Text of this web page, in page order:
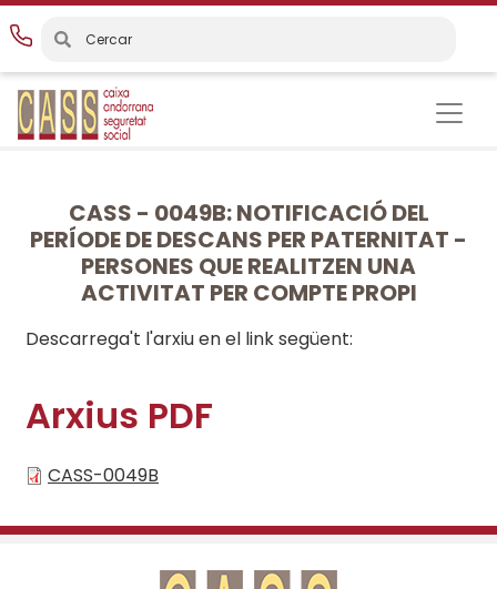
Vés
al
contingut
CASS - 0049B: NOTIFICACIÓ DEL
PERÍODE DE DESCANS PER PATERNITAT -
PERSONES QUE REALITZEN UNA
ACTIVITAT PER COMPTE PROPI
Descarrega't l'arxiu en el link següent:
Arxius PDF
CASS-0049B